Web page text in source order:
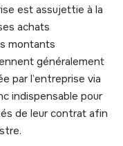
est assujettie à la
achats
montants
généralement
par l’entreprise via
indispensable pour
de leur contrat afin